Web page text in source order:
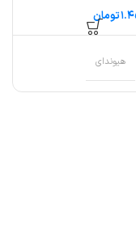
تومان
هیوندای